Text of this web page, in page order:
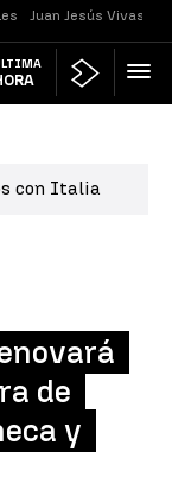
Juan Jesús Vivas
con Italia
de
y